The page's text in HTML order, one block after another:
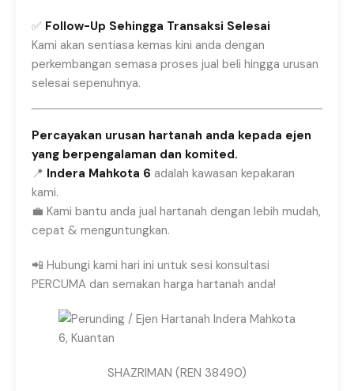
✅ Follow-Up Sehingga Transaksi Selesai
Kami akan sentiasa kemas kini anda dengan
perkembangan semasa proses jual beli hingga urusan
selesai sepenuhnya.
Percayakan urusan hartanah anda kepada ejen
yang berpengalaman dan komited.
📍 Indera Mahkota 6 adalah kawasan kepakaran
kami.
💼 Kami bantu anda jual hartanah dengan lebih mudah,
cepat & menguntungkan.
📲 Hubungi kami hari ini untuk sesi konsultasi
PERCUMA dan semakan harga hartanah anda!
SHAZRIMAN (REN 38490)